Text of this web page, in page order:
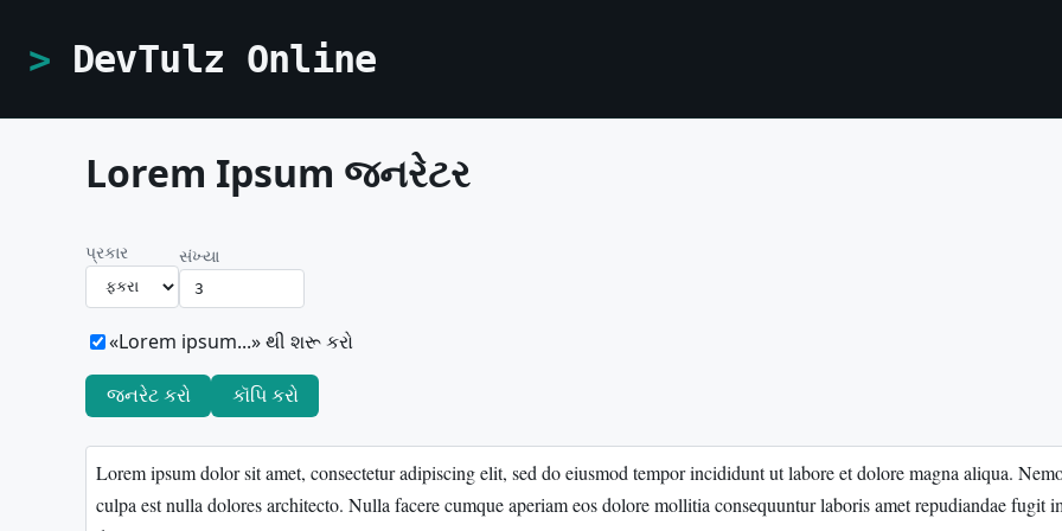
DevTulz Online
Lorem Ipsum જનરેટર
પ્રકાર સંખ્યા
«Lorem ipsum...» થી શરૂ કરો
જનરેટ કરો કૉપિ કરો